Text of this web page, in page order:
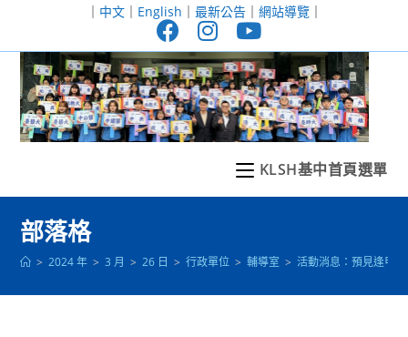
至
｜ 中文｜ English ｜ 最新公告｜ 網站導覽｜
KLSH基中首頁選單
部落格
> 2024 年 > 3 月 > 26 日 > 行政單位 > 輔導室 > 活動消息：預見逢甲